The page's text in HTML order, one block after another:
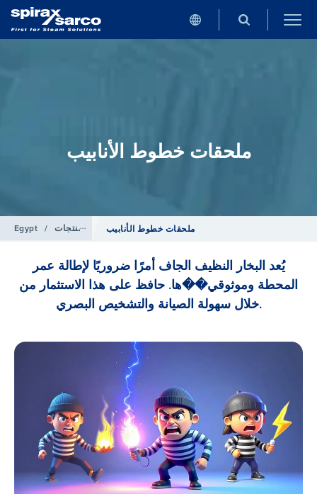
ملحقات خطوط الأنابيب
Egypt / المنتجات ملحقات خطوط الأنابيب
يُعد البخار النظيف الجاف أمرًا ضروريًا لإطالة عمر
المحطة وموثوقي��ها. حافظ على هذا الاستثمار من
خلال سهولة الصيانة والتشخيص البصري.